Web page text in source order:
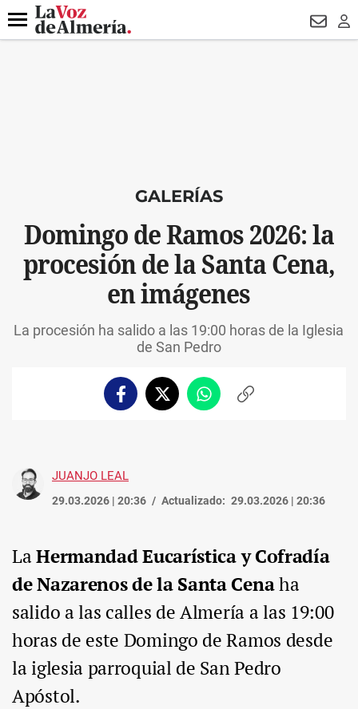
DESTACADO CONDENADOS
Menú
GALERÍAS
Domingo de Ramos 2026: la
procesión de la Santa Cena,
en imágenes
La procesión ha salido a las 19:00 horas de la Iglesia
de San Pedro
FacebookTwitterWhatsappCopiar
JUANJO LEAL
29.03.2026 | 20:36 Actualizado: 29.03.2026 | 20:36
LaHermandad Eucarística y Cofradía
de Nazarenos de la Santa Cenaha
salido a las calles de Almería a las 19:00
horas de este Domingo de Ramos desde
la iglesia parroquial de San Pedro
Apóstol.